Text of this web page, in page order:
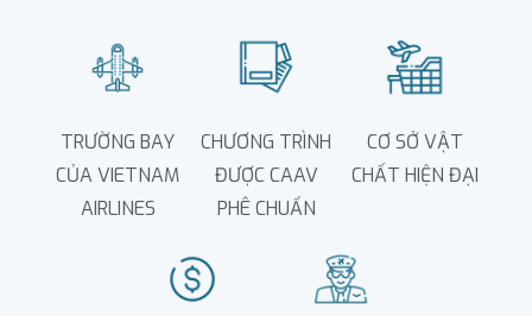
TRƯỜNG BAY
CỦA VIETNAM
AIRLINES
CHƯƠNG TRÌNH
ĐƯỢC CAAV
PHÊ CHUẨN
CƠ SỞ VẬT
CHẤT HIỆN ĐẠI